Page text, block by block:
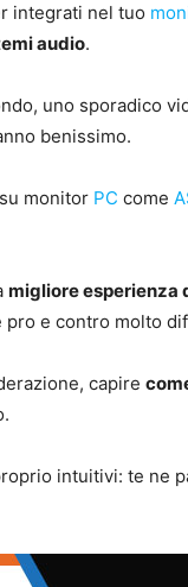
integrati nel tuo
audio.
uno sporadico
benissimo.
monitor PC come
migliore esperienza
e contro molto
capire
intuitivi: te ne